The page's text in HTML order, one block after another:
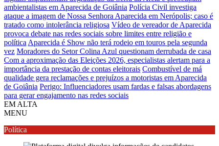
ambientalistas em Aparecida de Goiânia Polícia Civil investiga
ataque a imagem de Nossa Senhora Aparecida em Nerópolis; caso é
tratado como intolerância religiosa Vídeo de vereador de Aparecida
provoca debate nas redes sociais sobre limites entre religião e
política Aparecida é Show não terá rodeio em touros pela segunda
vez Moradores do Setor Colina Azul questionam derrubada de casa
Com a aproximação das Eleições 2026, especialistas alertam para a
importância da prestação de contas eleitorais Combustível de má
qualidade gera reclamações e prejuízos a motoristas em Aparecida
de Goiânia Perigo: Influenciadores usam fardas e falsas abordagens
para gerar engajamento nas redes sociais
EM ALTA
MENU
Política